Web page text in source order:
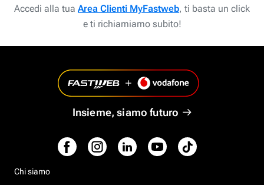
Accedi alla tua Area Clienti MyFastweb, ti basta un click
e ti richiamiamo subito!
Insieme, siamo futuro
Chi siamo